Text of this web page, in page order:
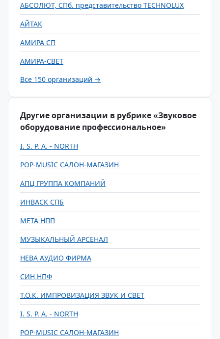
АБСОЛЮТ, СПб. представительство TECHNOLUX
АЙТАК
АМИРА СП
АМИРА-СВЕТ
Все 150 организаций →
Другие организации в рубрике «Звуковое
оборудование профессиональное»
I. S. P. A. - NORTH
POP-MUSIC САЛОН-МАГАЗИН
АПЦ ГРУППА КОМПАНИЙ
ИНВАСК СПБ
МЕТА НПП
МУЗЫКАЛЬНЫЙ АРСЕНАЛ
НЕВА АУДИО ФИРМА
СИН НПФ
Т.О.К. ИМПРОВИЗАЦИЯ ЗВУК И СВЕТ
I. S. P. A. - NORTH
POP-MUSIC САЛОН-МАГАЗИН